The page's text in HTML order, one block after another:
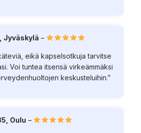
Jyväskylä –
eikä kapselsotkuja tarvitse
Voi tuntea itsensä virkeämmäksi
keskusteluihin.”
Oulu –